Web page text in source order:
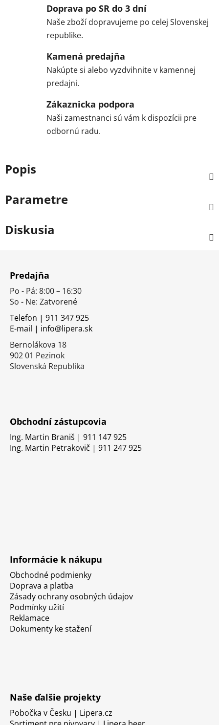
Doprava po SR do 3 dní
Naše zboží dopravujeme po celej Slovenskej
republike.
Kamená predajňa
Nakúpte si alebo vyzdvihnite v kamennej
predajni.
Zákaznicka podpora
Naši zamestnanci sú vám k dispozícii pre
odbornú radu.
Popis
Parametre
Diskusia
Predajňa
Po - Pá: 8:00 – 16:30
So - Ne: Zatvorené
Telefon | 911 347 925
E-mail | info@lipera.sk
Bernolákova 18
902 01 Pezinok
Slovenská Republika
Obchodní zástupcovia
Ing. Martin Braniš | 911 147 925
Ing. Martin Petrakovič | 911 247 925
Informácie k nákupu
Obchodné podmienky
Doprava a platba
Zásady ochrany osobných údajov
Podmínky užití
Reklamace
Dokumenty ke stažení
Naše ďalšie projekty
Pobočka v Česku | Lipera.cz